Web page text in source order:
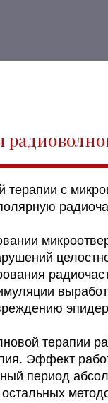
с
терапии
Эффект
период